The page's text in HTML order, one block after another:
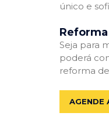
único e
Seja para
poderá
reforma
AGENDE